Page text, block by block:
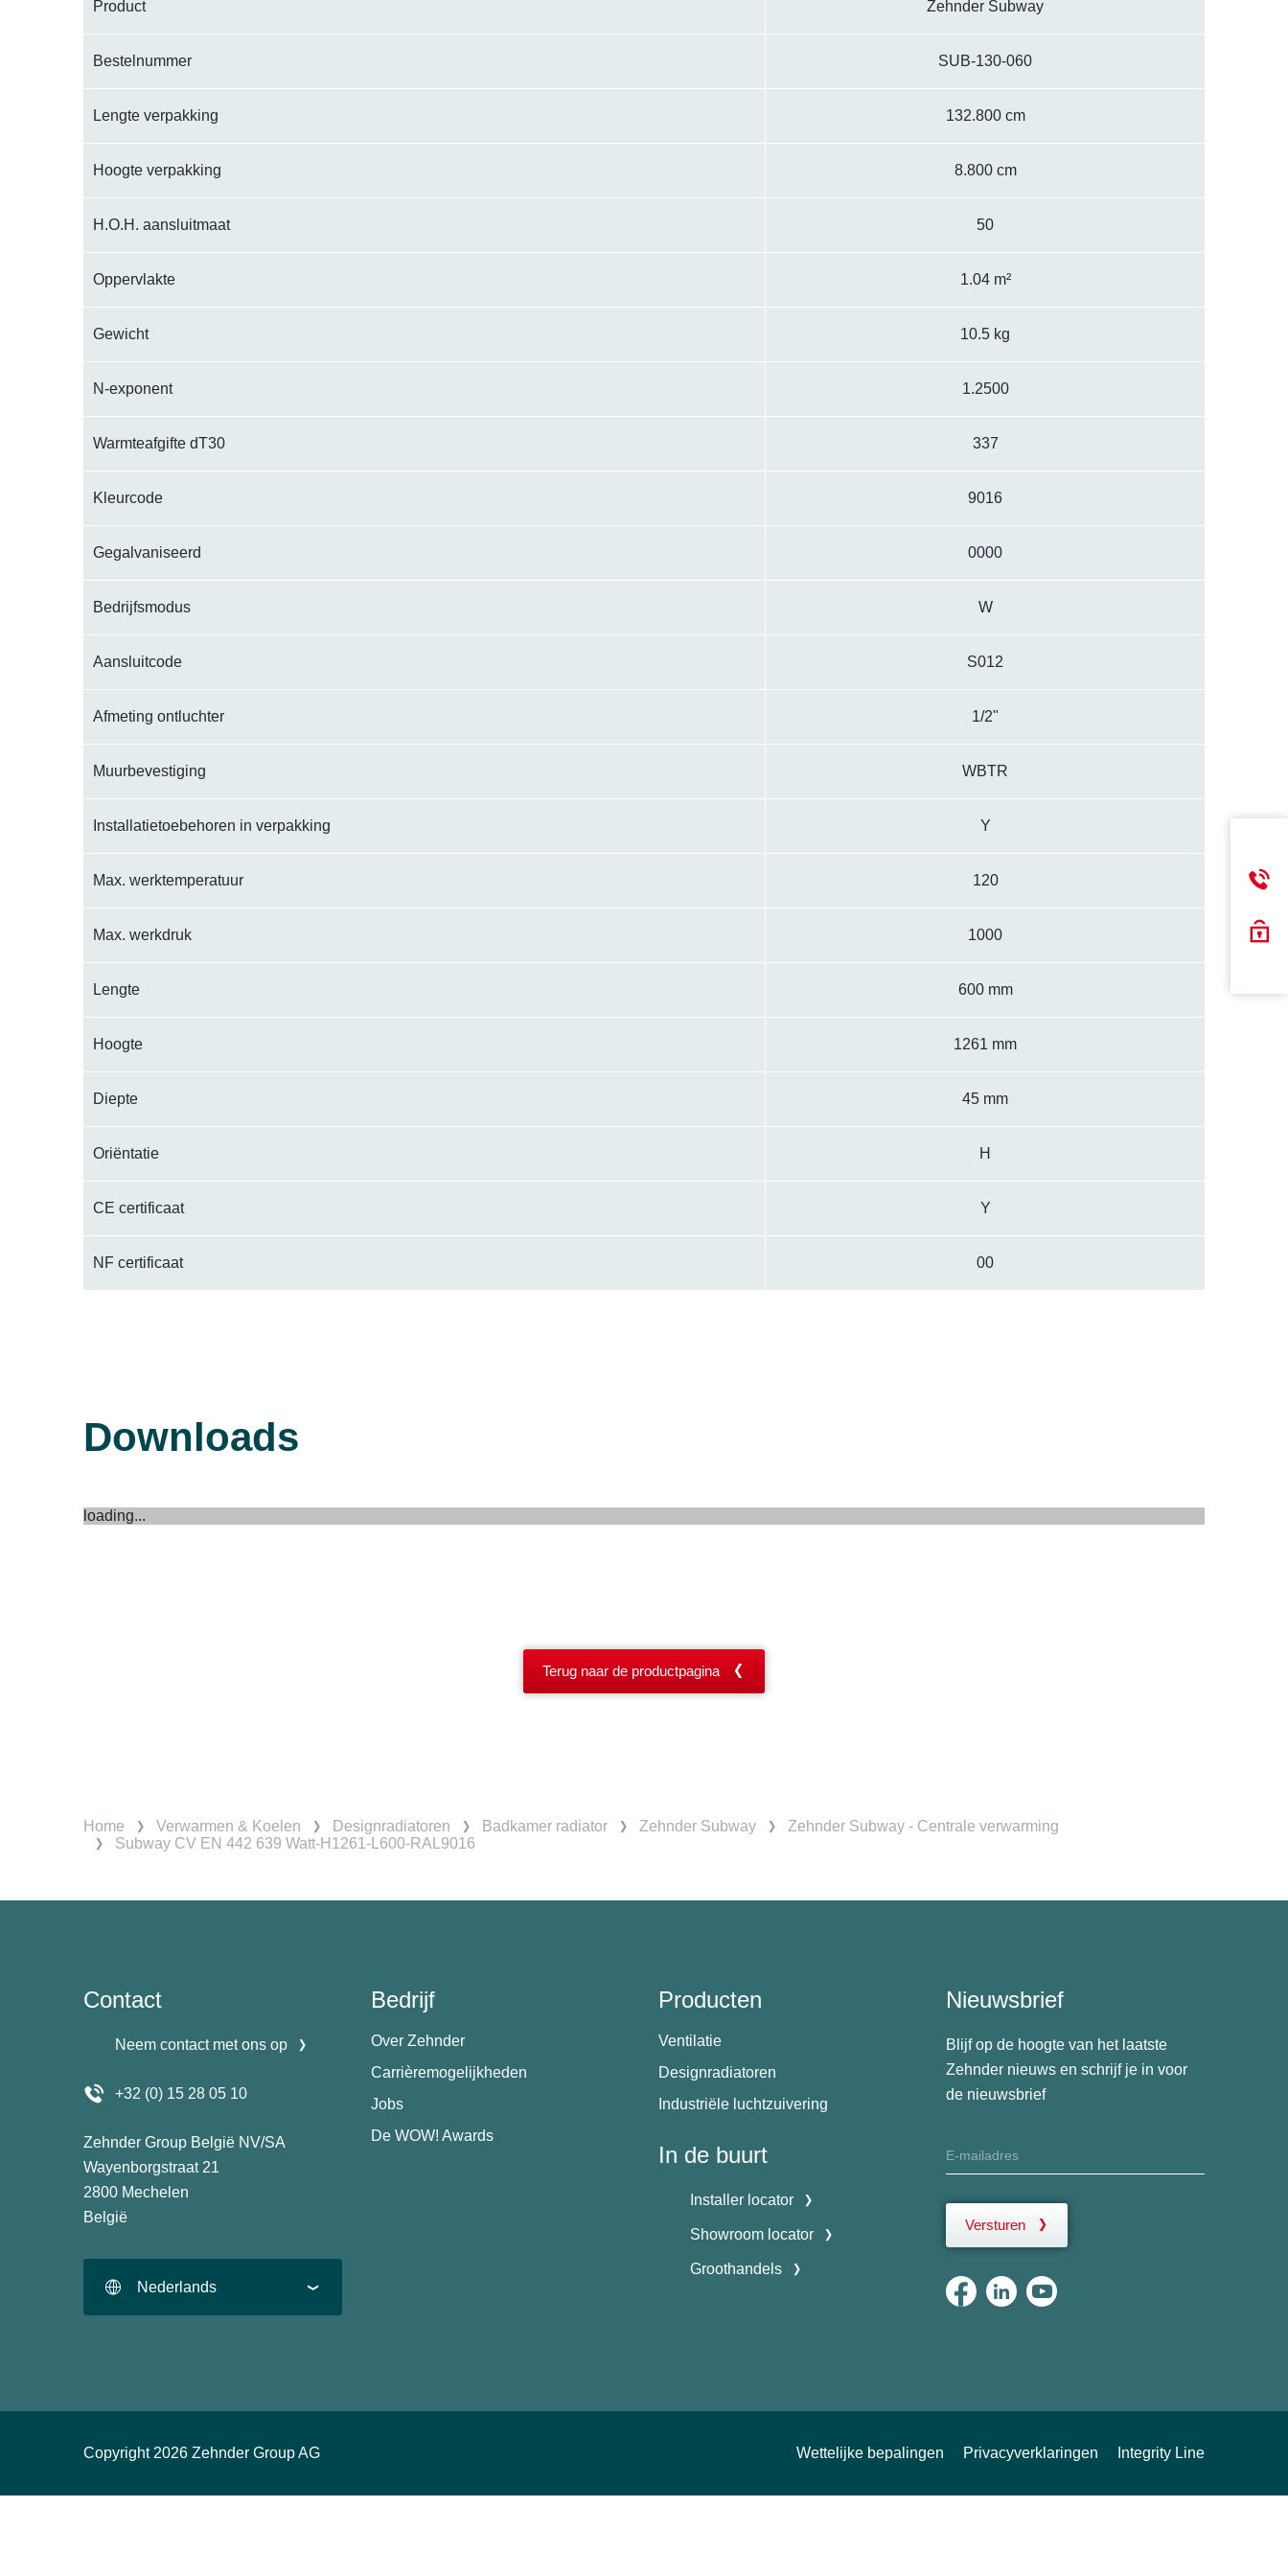
Product Zehnder Subway
Bestelnummer SUB-130-060
Lengte verpakking 132.800 cm
Hoogte verpakking 8.800 cm
H.O.H. aansluitmaat 50
Oppervlakte 1.04 m²
Gewicht 10.5 kg
N-exponent 1.2500
Warmteafgifte dT30 337
Kleurcode 9016
Gegalvaniseerd 0000
Bedrijfsmodus W
Aansluitcode S012
Afmeting ontluchter 1/2"
Muurbevestiging WBTR
Installatietoebehoren in verpakking Y
Max. werktemperatuur 120
Max. werkdruk 1000
Lengte 600 mm
Hoogte 1261 mm
Diepte 45 mm
Oriëntatie H
CE certificaat Y
NF certificaat 00
Downloads
loading...
Terug naar de productpagina
Home Verwarmen & Koelen Designradiatoren Badkamer radiator Zehnder Subway
Zehnder Subway - Centrale verwarming
Subway CV EN 442 639 Watt-H1261-L600-RAL9016
Contact
Neem contact met ons op
+32 (0) 15 28 05 10
Zehnder Group België NV/SA
Wayenborgstraat 21
2800 Mechelen
België
Nederlands
Bedrijf
Over Zehnder
Carrièremogelijkheden
Jobs
De WOW! Awards
Producten
Ventilatie
Designradiatoren
Industriële luchtzuivering
In de buurt
Installer locator
Showroom locator
Groothandels
Nieuwsbrief
Blijf op de hoogte van het laatste
Zehnder nieuws en schrijf je in voor
de nieuwsbrief
Versturen
Copyright 2026 Zehnder Group AG Wettelijke bepalingen Privacyverklaringen Integrity Line